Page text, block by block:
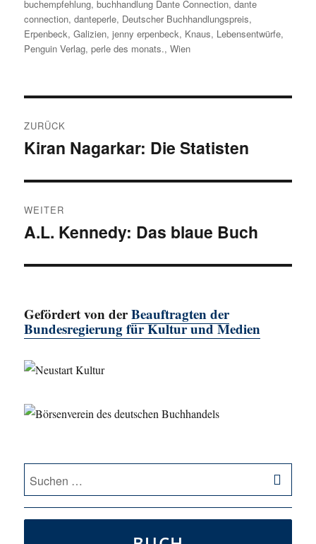
buchempfehlung,buchhandlung Dante Connection,dante
connection,danteperle, Deutscher Buchhandlungspreis,
Erpenbeck,Galizien,jenny erpenbeck, Knaus, Lebensentwürfe,
Penguin Verlag,perle des monats.,Wien
ZURÜCK
Vorheriger
Kiran Nagarkar: Die Statisten
WEITER
Nächster
A.L. Kennedy: Das blaue Buch
Gefördert von derBeauftragten der
Bundesregierung für Kultur und Medien
Suche
nach: